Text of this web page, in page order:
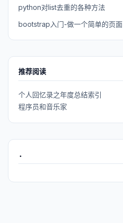
python对list去重的各种方法
bootstrap入门-做一个简单的页面
推荐阅读
个人回忆录之年度总结索引
程序员和音乐家
.